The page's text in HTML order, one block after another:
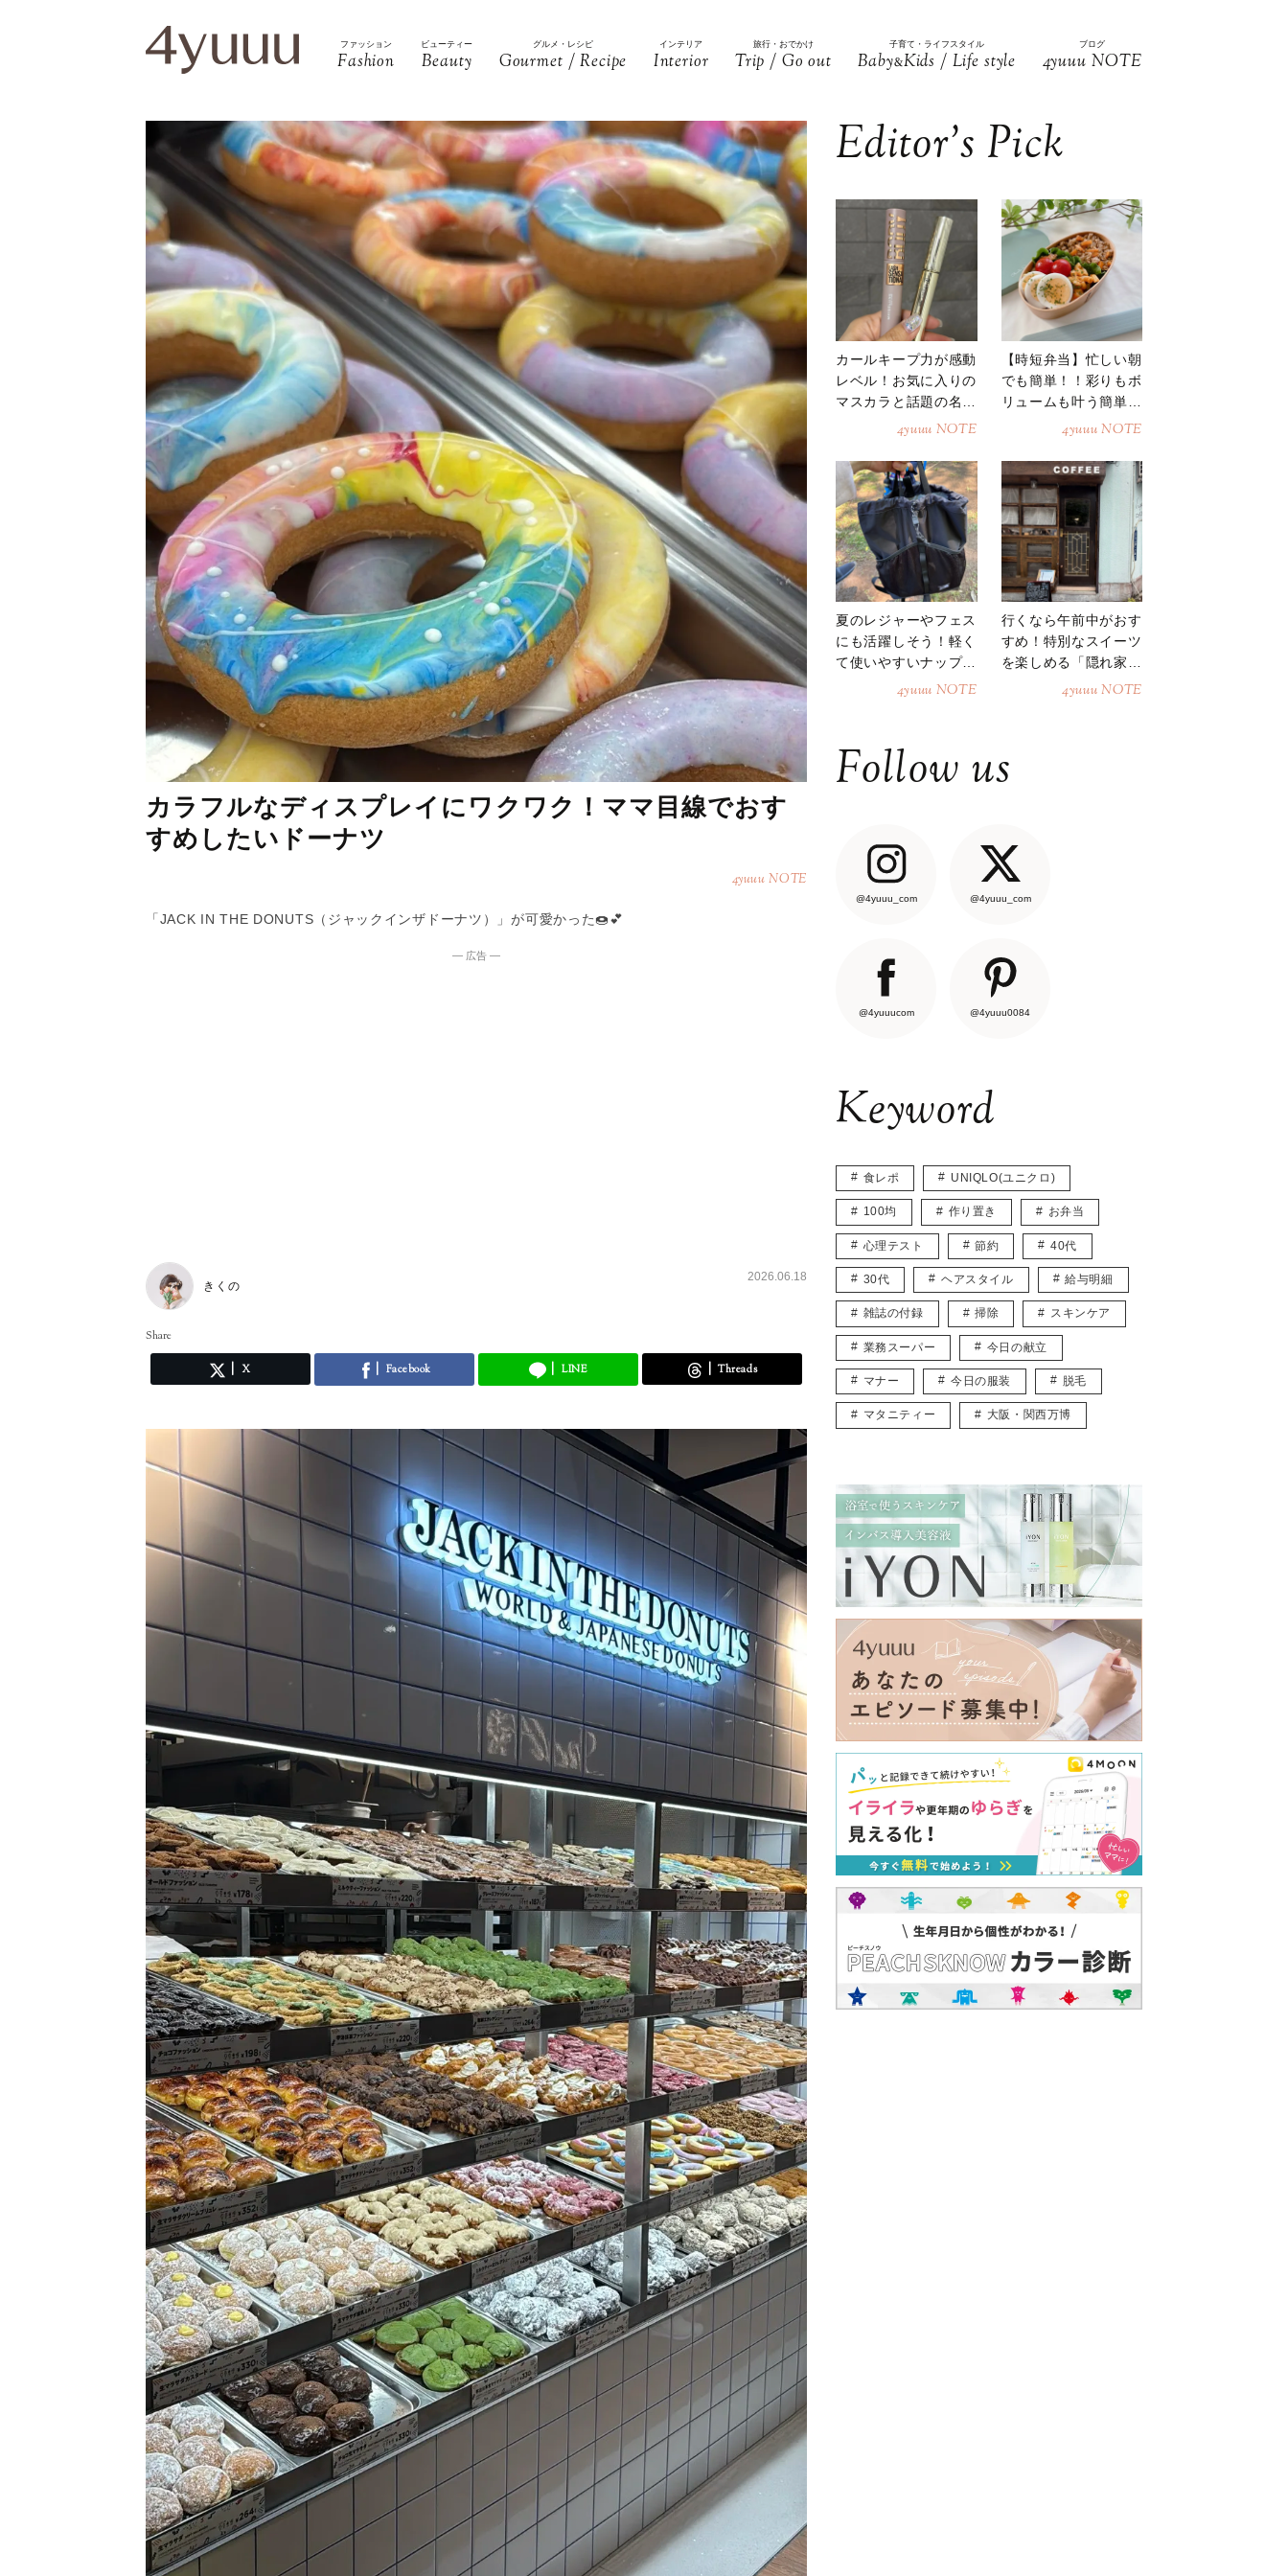
ファッション
Fashion
ビューティー
Beauty
グルメ・レシピ
Gourmet / Recipe
インテリア
Interior
旅行・おでかけ
Trip / Go out
子育て・ライフスタイル
Baby&Kids / Life style
ブログ
4yuuu NOTE
カラフルなディスプレイにワクワク！ママ目線でおす
すめしたいドーナツ
4yuuu NOTE
「JACK IN THE DONUTS（ジャックインザドーナツ）」が可愛かった🍩💕
― 広告 ―
きくの
2026.06.18
Share
X Facebook LINE Threads
Editor’s Pick
カールキープ力が感動
レベル！お気に入りの
マスカラと話題の名品
4yuuu NOTE
【時短弁当】忙しい朝
でも簡単！！彩りもボ
リュームも叶う簡単そ
4yuuu NOTE
夏のレジャーやフェス
にも活躍しそう！軽く
て使いやすいナップサ
4yuuu NOTE
行くなら午前中がおす
すめ！特別なスイーツ
を楽しめる「隠れ家カ
4yuuu NOTE
Follow us
@4yuuu_com @4yuuu_com
@4yuuucom @4yuuu0084
Keyword
食レポ UNIQLO(ユニクロ)
100均 作り置き お弁当
心理テスト 節約 40代
30代 ヘアスタイル 給与明細
雑誌の付録 掃除 スキンケア
業務スーパー 今日の献立
マナー 今日の服装 脱毛
マタニティー 大阪・関西万博